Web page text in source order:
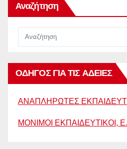
Αναζήτηση
ΟΔΗΓΟΣ ΓΙΑ ΤΙΣ ΑΔΕΙΕΣ
ΑΝΑΠΛΗΡΩΤΕΣ
ΜΟΝΙΜΟΙ ΕΚΠΑΙΔΕΥΤΙΚΟΙ,